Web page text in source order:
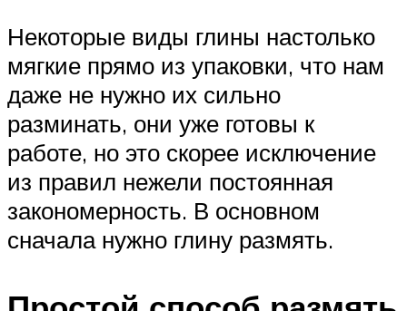
Некоторые виды глины настолько
мягкие прямо из упаковки, что нам
даже не нужно их сильно
разминать, они уже готовы к
работе, но это скорее исключение
из правил нежели постоянная
закономерность. В основном
сначала нужно глину размять.